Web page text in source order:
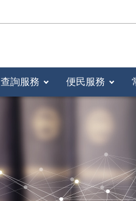
查詢服務 便民服務